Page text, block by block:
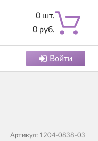
0 шт.
0 руб.
Войти
Артикул: 1204-0838-03